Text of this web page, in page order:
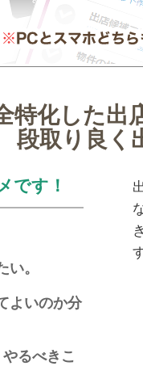
特化した出
段取り良く
です！
。
よいのか分
るべきこ